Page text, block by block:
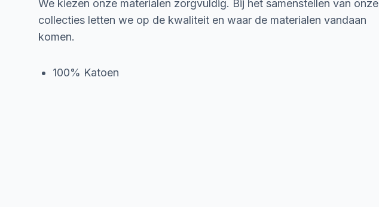
We kiezen onze materialen zorgvuldig. Bij het samenstellen van onze
collecties letten we op de kwaliteit en waar de materialen vandaan
komen.
100% Katoen